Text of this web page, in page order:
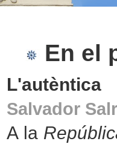
En el
Salvador
A la